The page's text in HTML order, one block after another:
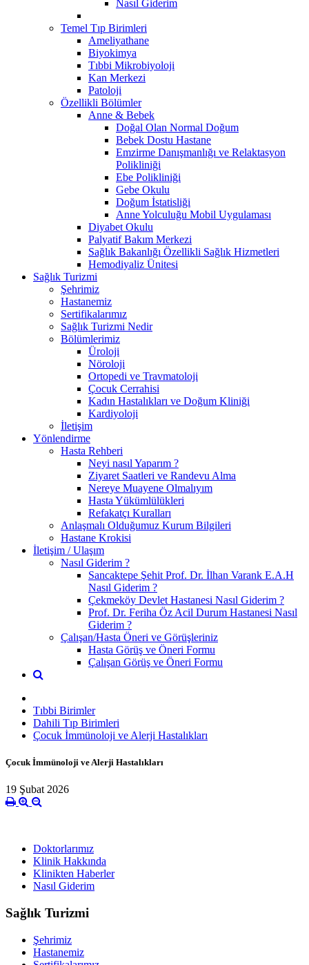
Nasıl Giderim
Temel Tıp Birimleri
Ameliyathane
Biyokimya
Tıbbi Mikrobiyoloji
Kan Merkezi
Patoloji
Özellikli Bölümler
Anne & Bebek
Doğal Olan Normal Doğum
Bebek Dostu Hastane
Emzirme Danışmanlığı ve Relaktasyon
Polikliniği
Ebe Polikliniği
Gebe Okulu
Doğum İstatisliği
Anne Yolculuğu Mobil Uygulaması
Diyabet Okulu
Palyatif Bakım Merkezi
Sağlık Bakanlığı Özellikli Sağlık Hizmetleri
Hemodiyaliz Ünitesi
Sağlık Turizmi
Şehrimiz
Hastanemiz
Sertifikalarımız
Sağlık Turizmi Nedir
Bölümlerimiz
Üroloji
Nöroloji
Ortopedi ve Travmatoloji
Çocuk Cerrahisi
Kadın Hastalıkları ve Doğum Kliniği
Kardiyoloji
İletişim
Yönlendirme
Hasta Rehberi
Neyi nasıl Yaparım ?
Ziyaret Saatleri ve Randevu Alma
Nereye Muayene Olmalıyım
Hasta Yükümlülükleri
Refakatçı Kuralları
Anlaşmalı Olduğumuz Kurum Bilgileri
Hastane Krokisi
İletişim / Ulaşım
Nasıl Giderim ?
Sancaktepe Şehit Prof. Dr. İlhan Varank E.A.H
Nasıl Giderim ?
Çekmeköy Devlet Hastanesi Nasıl Giderim ?
Prof. Dr. Feriha Öz Acil Durum Hastanesi Nasıl
Giderim ?
Çalışan/Hasta Öneri ve Görüşleriniz
Hasta Görüş ve Öneri Formu
Çalışan Görüş ve Öneri Formu
Tıbbi Birimler
Dahili Tıp Birimleri
Çocuk İmmünoloji ve Alerji Hastalıkları
Çocuk İmmünoloji ve Alerji Hastalıkları
19 Şubat 2026
Doktorlarımız
Klinik Hakkında
Klinikten Haberler
Nasıl Giderim
Sağlık Turizmi
Şehrimiz
Hastanemiz